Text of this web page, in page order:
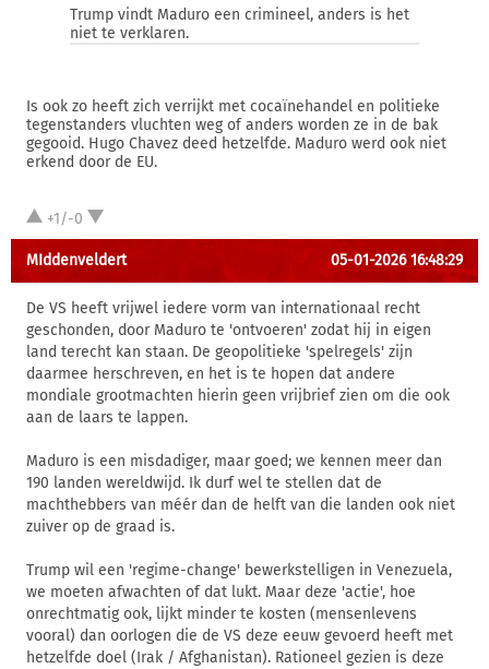
Trump vindt Maduro een crimineel, anders is het
niet te verklaren.
Is ook zo heeft zich verrijkt met cocaïnehandel en politieke
tegenstanders vluchten weg of anders worden ze in de bak
gegooid. Hugo Chavez deed hetzelfde. Maduro werd ook niet
erkend door de EU.
+1/-0
MIddenveldert 05-01-2026 16:48:29
De VS heeft vrijwel iedere vorm van internationaal recht
geschonden, door Maduro te 'ontvoeren' zodat hij in eigen
land terecht kan staan. De geopolitieke 'spelregels' zijn
daarmee herschreven, en het is te hopen dat andere
mondiale grootmachten hierin geen vrijbrief zien om die ook
aan de laars te lappen.
Maduro is een misdadiger, maar goed; we kennen meer dan
190 landen wereldwijd. Ik durf wel te stellen dat de
machthebbers van méér dan de helft van die landen ook niet
zuiver op de graad is.
Trump wil een 'regime-change' bewerkstelligen in Venezuela,
we moeten afwachten of dat lukt. Maar deze 'actie', hoe
onrechtmatig ook, lijkt minder te kosten (mensenlevens
vooral) dan oorlogen die de VS deze eeuw gevoerd heeft met
hetzelfde doel (Irak / Afghanistan). Rationeel gezien is deze